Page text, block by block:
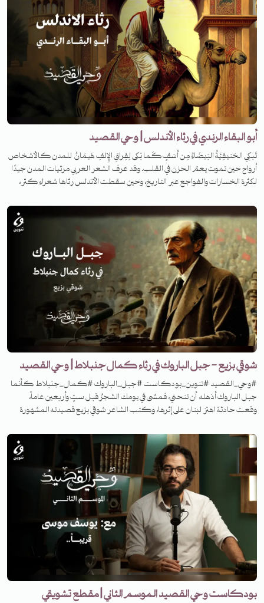
أبو البقاء الرندي في رثاء الأندلس | وحي القصيد
تَبكِي الحَنيفِيَّةُ البَيضَاءُ مِن أَسَفٍ كَما بَكى لِفِراقِ الإِلفِ هَيمَانُ للمدن كالأشخاص
أرواح حين تموت يعمّ الحزن في القلب. وقد عرف الشعر العربي مرثيات المدن جيدًا
لكثرة الخسارات والفواجع عبر التاريخ، وحين سقطت الأندلس رثاها شعراء كثر،
القصيدة؟
شوقي بزيع - جبل الباروك في رثاء كمال جنبلاط | وحي القصيد
#وحي_القصيد #تنوين_بودكاست #جبل_الباروك #كمال_جنبلاط كأنما
جبل الباروك أذهله أن تنحني، فمشى في يومك الشجرُ قبل ستٍ وأربعين عاماً،
وقعت حادثة اهتز لبنان على إثرها، وكتب الشاعر شوقي بزيع قصيدته المشهورة
القصيدة؟ تابعوا الحلقة من الموسم الثاني من برنامج وحي القصيد.
بودكاست وحي القصيد الموسم الثاني | مقطع تشويقي